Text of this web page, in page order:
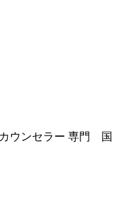
ウンセラー 専門 国